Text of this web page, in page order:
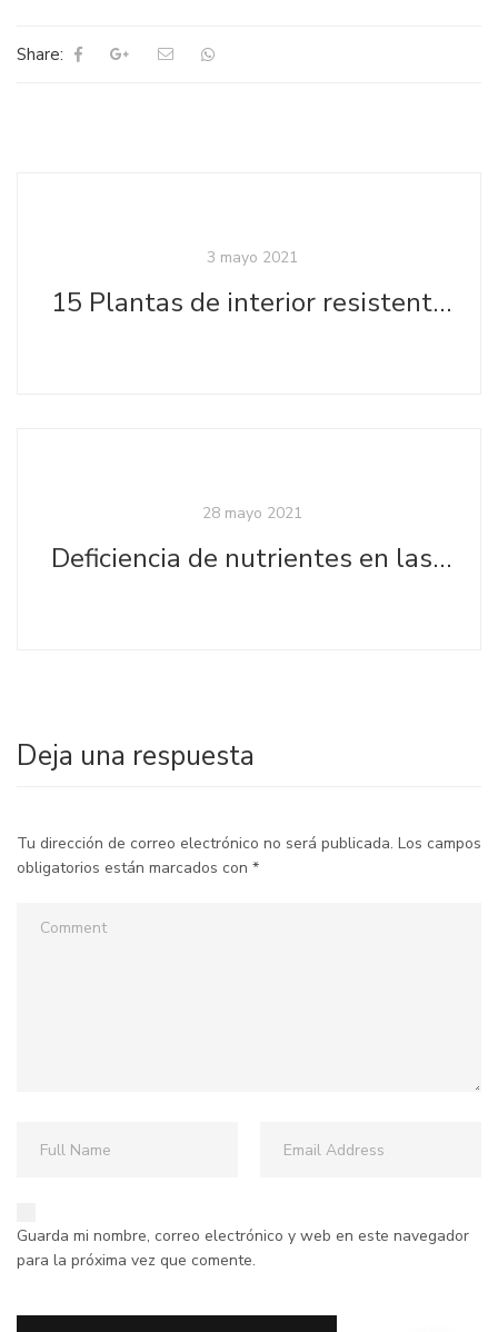
Share:
3 mayo 2021
15 Plantas de interior resistentes y fáciles de mantener
28 mayo 2021
Deficiencia de nutrientes en las plantas
Deja una respuesta
Tu dirección de correo electrónico no será publicada. Los campos
obligatorios están marcados con *
Guarda mi nombre, correo electrónico y web en este navegador
para la próxima vez que comente.